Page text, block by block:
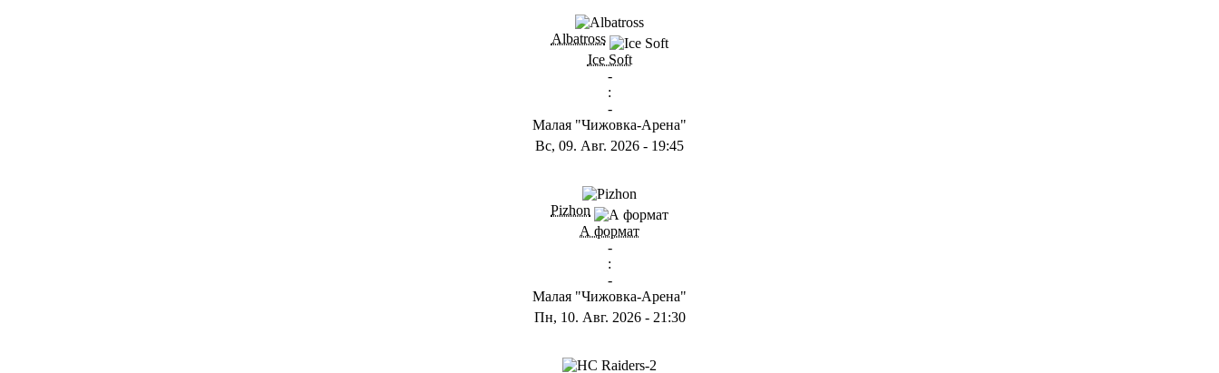
Albatross
Ice Soft
-
:
-
Малая "Чижовка-Арена"
Вс, 09. Авг. 2026 - 19:45
Pizhon
А формат
-
:
-
Малая "Чижовка-Арена"
Пн, 10. Авг. 2026- 21:30